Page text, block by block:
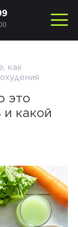
как
это
и какой